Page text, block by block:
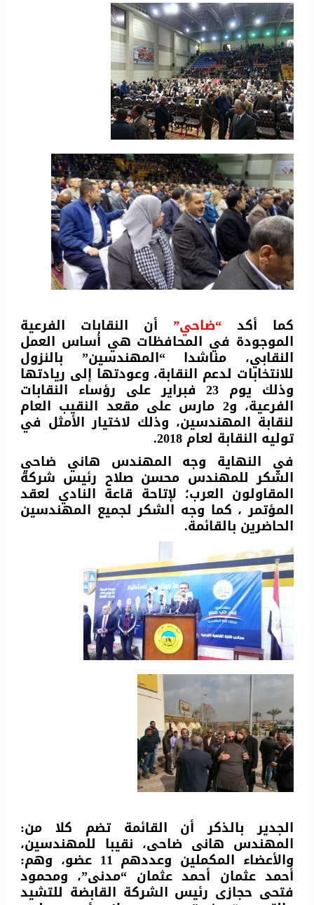
كما أكد “ضاحي”أن النقابات الفرعية
الموجودة في المحافظات هي أساس العمل
النقابي، مناشدا “المهندسين” بالنزول
للانتخابات لدعم النقابة، وعودتها إلى ريادتها
وذلك يوم 23 فبراير على رؤساء النقابات
الفرعية، و2 مارس على مقعد النقيب العام
لنقابة المهندسين، وذلك لاختيار الأمثل في
توليه النقابة لعام 2018.
في النهاية وجه المهندس هاني ضاحي
الشكر للمهندس محسن صلاح رئيس شركة
المقاولون العرب؛ لإتاحة قاعة النادي لعقد
المؤتمر ، كما وجه الشكر لجميع المهندسين
الحاضرين بالقائمة.
الجدير بالذكر أن القائمة تضم كلا من:
المهندس هانى ضاحى، نقيبا للمهندسين،
والأعضاء المكملين وعددهم 11 عضو، وهم:
أحمد عثمان أحمد عثمان “مدنى”، ومحمود
فتحى حجازى رئيس الشركة القابضة للتشيد